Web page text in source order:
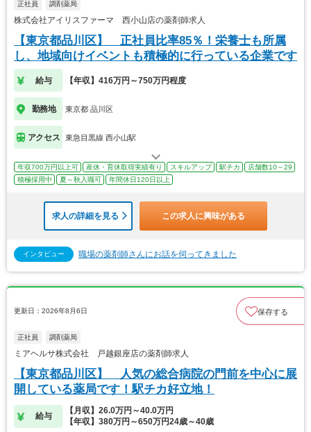
正社員 調剤薬局
株式会社アイリスファーマ 西小山店の薬剤師求人
【東京都品川区】 正社員比率85％！栄養士も所属
し、地域向けイベントも積極的に行っている企業です
給与 【年収】416万円～750万円程度
勤務地 東京都 品川区
アクセス 東急目黒線 西小山駅
年収700万円以上可 産休・育休取得実績有り スキルアップ 駅チカ
店舗数10～29
積極採用中
夏～秋入職可 年間休日120日以上
求人の詳細を見る この求人に興味がある
インタビュー 職場の薬剤師さんにお話を伺ってきました
更新日：2026年8月6日 保存する
正社員 調剤薬局
ミアヘルサ株式会社 戸越銀座店の薬剤師求人
【東京都品川区】 人気の総合病院の門前を中心に展
開している薬局です！駅チカ好立地！
給与
【月収】26.0万円～40.0万円
【年収】380万円～650万円24歳～40歳